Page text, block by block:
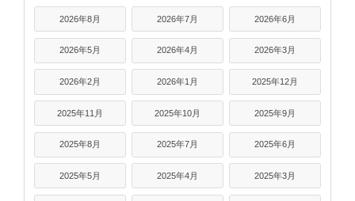
2026年8月 2026年7月 2026年6月
2026年5月 2026年4月 2026年3月
2026年2月 2026年1月 2025年12月
2025年11月 2025年10月 2025年9月
2025年8月 2025年7月 2025年6月
2025年5月 2025年4月 2025年3月